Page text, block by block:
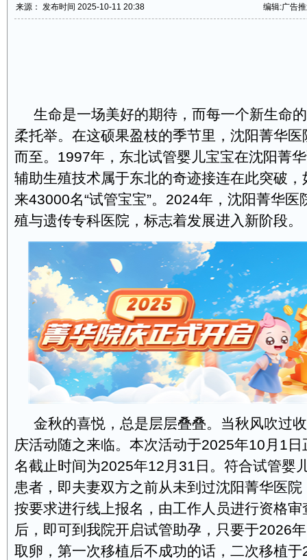
来源： 发布时间 2025-10-11 20:38 编辑:广告
生命是一场美好的期待，而每一个新生命
柔托举。在这硕果盈枝的季节里，沈阳菁华
而至。1997年，东北试管婴儿宝宝在沈阳菁
辅助生殖技术属于东北的奇迹接连在此突破
来43000名“试管宝宝”。2024年，沈阳菁华医
殖与遗传专科医院，标志着发展进入新阶段。
金秋的喜悦，总是层层叠叠。当秋风吹过
庆活动随之来临。本次活动于2025年10月1
名截止时间为2025年12月31日。符合试管婴
患者，即夫妻双方之前从未到过沈阳菁华医
按要求进行线上报名，由工作人员进行资格
后，即可到我院开启试管助孕，只要于2026
取卵，第一次移植后不成功的话，二次移植